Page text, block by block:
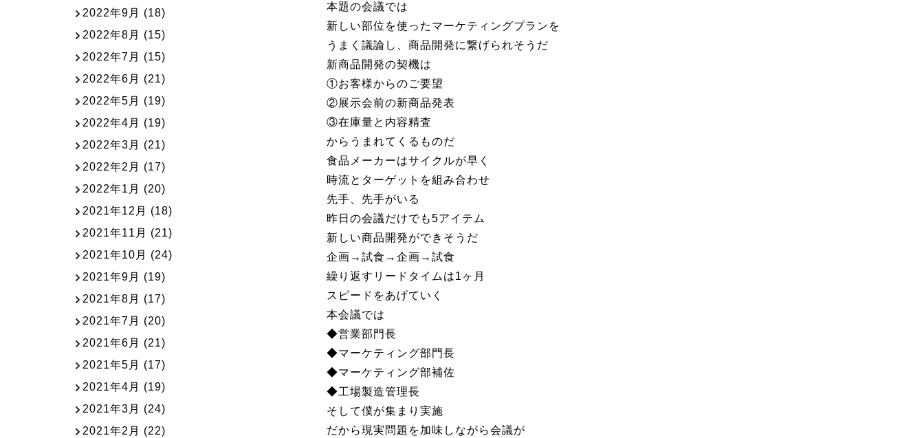
本題の会議では
新しい部位を使ったマーケティングプランを
うまく議論し、商品開発に繋げられそうだ
新商品開発の契機は
①お客様からのご要望
②展示会前の新商品発表
③在庫量と内容精査
からうまれてくるものだ
食品メーカーはサイクルが早く
時流とターゲットを組み合わせ
先手、先手がいる
昨日の会議だけでも5アイテム
新しい商品開発ができそうだ
企画→試食→企画→試食
繰り返すリードタイムは1ヶ月
スピードをあげていく
本会議では
◆営業部門長
◆マーケティング部門長
◆マーケティング部補佐
◆工場製造管理長
そして僕が集まり実施
だから現実問題を加味しながら会議が
2022年9月 (18)
2022年8月 (15)
2022年7月 (15)
2022年6月 (21)
2022年5月 (19)
2022年4月 (19)
2022年3月 (21)
2022年2月 (17)
2022年1月 (20)
2021年12月 (18)
2021年11月 (21)
2021年10月 (24)
2021年9月 (19)
2021年8月 (17)
2021年7月 (20)
2021年6月 (21)
2021年5月 (17)
2021年4月 (19)
2021年3月 (24)
2021年2月 (22)